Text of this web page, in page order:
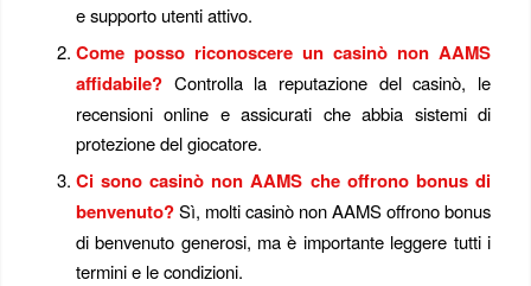
e supporto utenti attivo.
Come posso riconoscere un casinò non AAMS
affidabile?Controlla la reputazione del casinò, le
recensioni online e assicurati che abbia sistemi di
protezione del giocatore.
Ci sono casinò non AAMS che offrono bonus di
benvenuto?Sì, molti casinò non AAMS offrono bonus
di benvenuto generosi, ma è importante leggere tutti i
termini e le condizioni.